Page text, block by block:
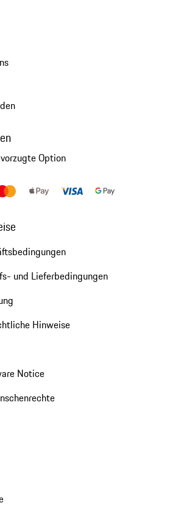
Option
und Lieferbedingungen
Hinweise
Notice